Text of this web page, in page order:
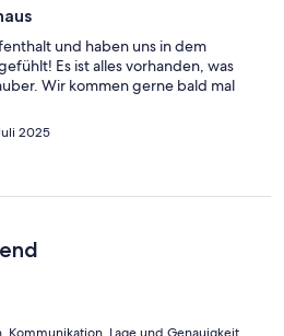
und haben uns in dem
Es ist alles vorhanden, was
Wir kommen gerne bald mal
2025